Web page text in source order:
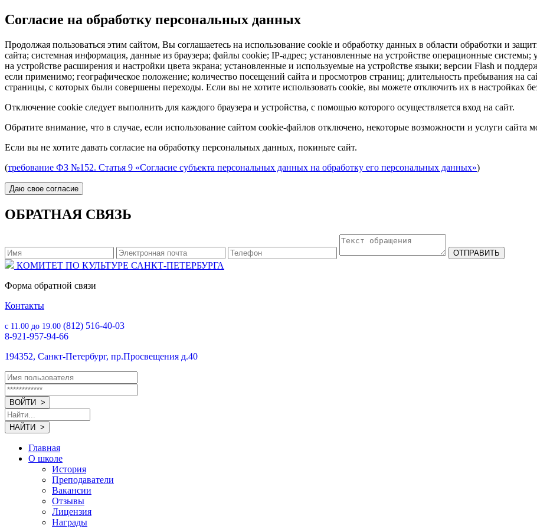
Согласие на обработку персональных данных
Продолжая пользоваться этим сайтом, Вы соглашаетесь на использование cookie и обработку данных в области обработки и
сайта; системная информация, данные из браузера; файлы cookie; IP-адрес; установленные на устройстве операционные системы;
на устройстве расширения и настройки цвета экрана; установленные и используемые на устройстве языки; версии Flash и
если применимо; географическое положение; количество посещений сайта и просмотров страниц; длительность пребывания на
страницы, с которых были совершены переходы. Если вы не хотите использовать cookie, вы можете отключить их в настройках
Отключение cookie следует выполнить для каждого браузера и устройства, с помощью которого осуществляется вход на сайт.
Обратите внимание, что в случае, если использование сайтом cookie-файлов отключено, некоторые возможности и услуги сайта
Если вы не хотите давать согласие на обработку персональных данных, покиньте сайт.
(требование ФЗ №152. Статья 9 «Согласие субъекта персональных данных на обработку его персональных данных»)
ОБРАТНАЯ СВЯЗЬ
КОМИТЕТ ПО КУЛЬТУРЕ САНКТ-ПЕТЕРБУРГА
Форма обратной связи
Контакты
с 11.00 до 19.00 (812) 516-40-03
8-921-957-94-66
194352, Санкт-Петербург, пр.Просвещения д.40
Главная
О школе
История
Преподаватели
Вакансии
Отзывы
Лицензия
Награды